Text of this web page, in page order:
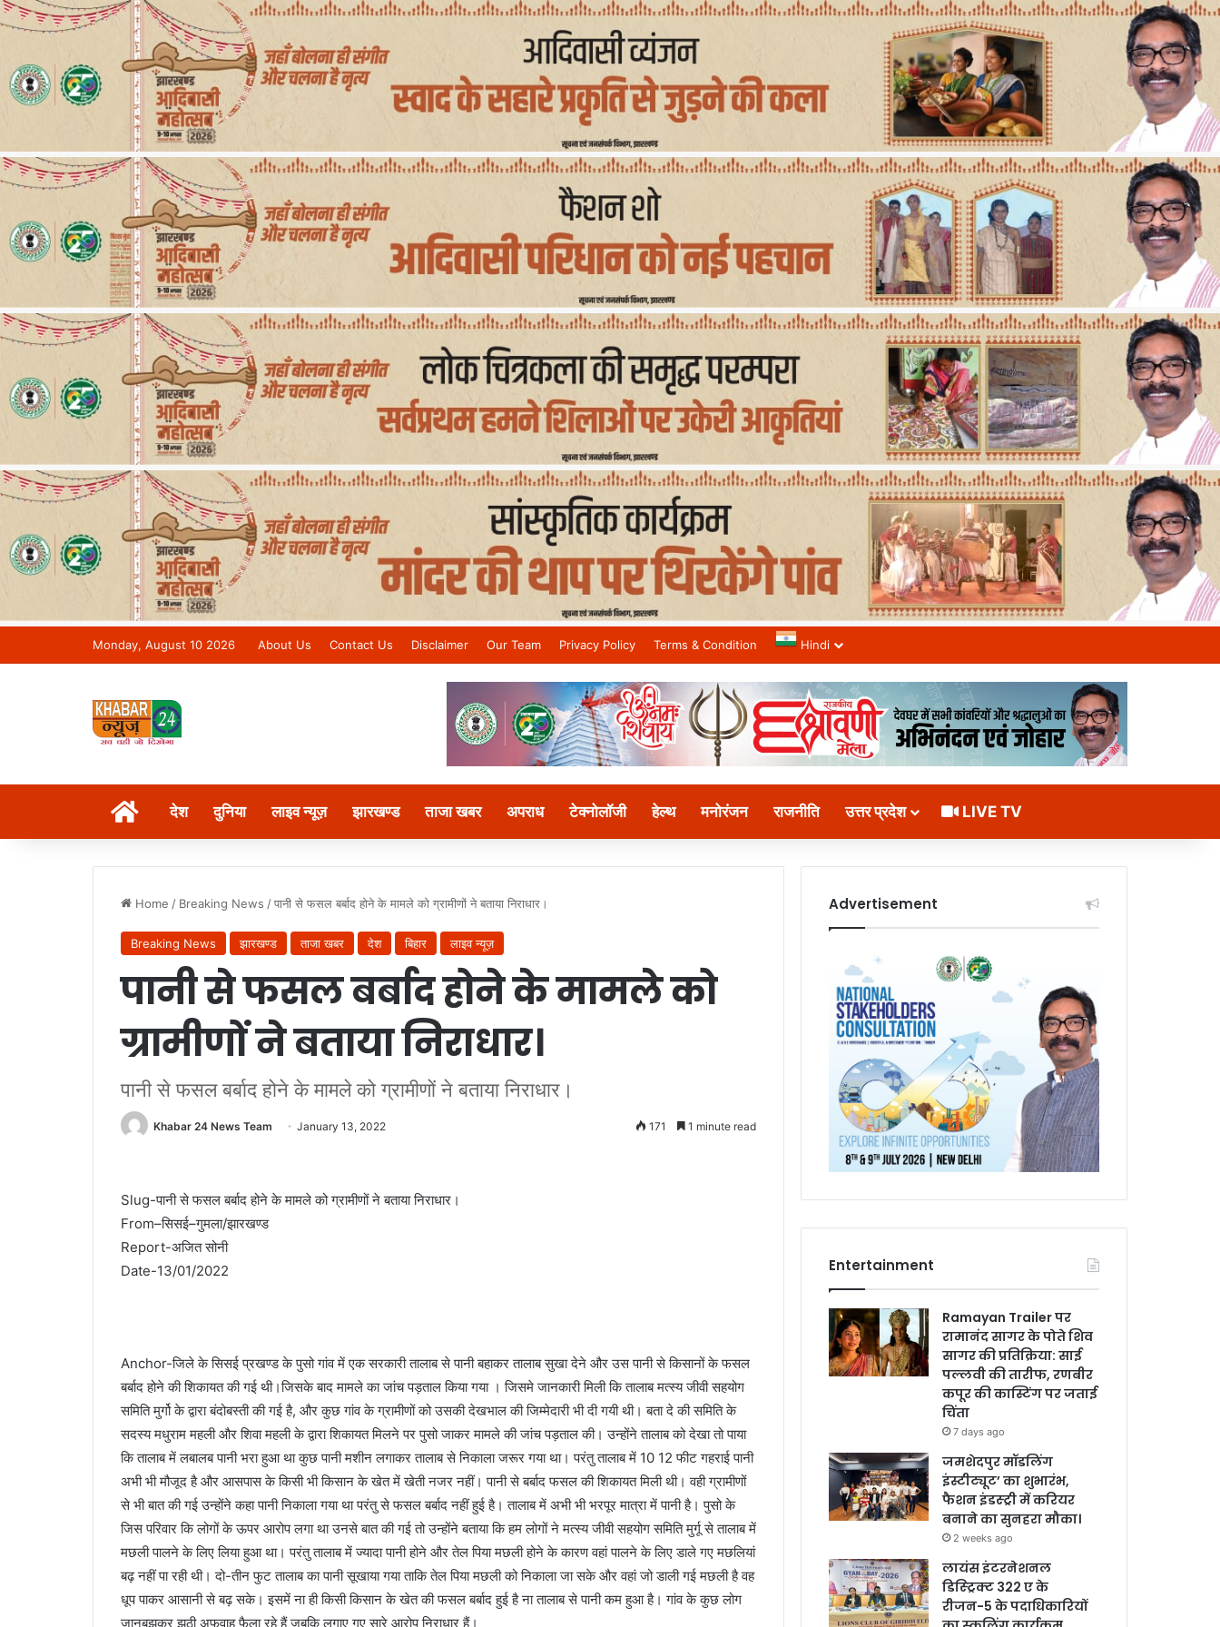
Monday, August 10 2026 About Us Contact Us Disclaimer Our Team Privacy Policy Terms & Condition Hindi
Khabar 24 News Tv | Bihar/Jharkhand No.1 News Channel
देश दुनिया लाइव न्यूज़ झारखण्ड ताजा खबर अपराध टेक्नोलॉजी हेल्थ मनोरंजन राजनीति उत्तर प्रदेश LIVE TV
Home / Breaking News /पानी से फसल बर्बाद होने के मामले को ग्रामीणों ने बताया निराधार।
Breaking News झारखण्ड ताजा खबर देश बिहार लाइव न्यूज़
पानी से फसल बर्बाद होने के मामले को
ग्रामीणों ने बताया निराधार।
पानी से फसल बर्बाद होने के मामले को ग्रामीणों ने बताया निराधार।
Khabar 24 News Team January 13, 2022 171 1 minute read
Slug-पानी से फसल बर्बाद होने के मामले को ग्रामीणों ने बताया निराधार।
From–सिसई–गुमला/झारखण्ड
Report-अजित सोनी
Date-13/01/2022
Anchor-जिले के सिसई प्रखण्ड के पुसो गांव में एक सरकारी तालाब से पानी बहाकर तालाब सुखा देने और उस पानी से किसानों के फसल
बर्बाद होने की शिकायत की गई थी।जिसके बाद मामले का जांच पड़ताल किया गया । जिसमे जानकारी मिली कि तालाब मत्स्य जीवी सहयोग
समिति मुर्गो के द्वारा बंदोबस्ती की गई है, और कुछ गांव के ग्रामीणों को उसकी देखभाल की जिम्मेदारी भी दी गयी थी। बता दे की समिति के
सदस्य मधुराम महली और शिवा महली के द्वारा शिकायत मिलने पर पुसो जाकर मामले की जांच पड़ताल की। उन्होंने तालाब को देखा तो पाया
कि तालाब में लबालब पानी भरा हुआ था कुछ पानी मशीन लगाकर तालाब से निकाला जरूर गया था। परंतु तालाब में 10 12 फीट गहराई पानी
अभी भी मौजूद है और आसपास के किसी भी किसान के खेत में खेती नजर नहीं। पानी से बर्बाद फसल की शिकायत मिली थी। वही ग्रामीणों
से भी बात की गई उन्होंने कहा पानी निकाला गया था परंतु से फसल बर्बाद नहीं हुई है। तालाब में अभी भी भरपूर मात्रा में पानी है। पुसो के
जिस परिवार कि लोगों के ऊपर आरोप लगा था उनसे बात की गई तो उन्होंने बताया कि हम लोगों ने मत्स्य जीवी सहयोग समिति मुर्गू से तालाब में
मछली पालने के लिए लिया हुआ था। परंतु तालाब में ज्यादा पानी होने और तेल पिया मछली होने के कारण वहां पालने के लिए डाले गए मछलियां
बढ़ नहीं पा रही थी। दो-तीन फुट तालाब का पानी सूखाया गया ताकि तेल पिया मछली को निकाला जा सके और वहां जो डाली गई मछली है वह
धूप पाकर आसानी से बढ़ सके। इसमें ना ही किसी किसान के खेत की फसल बर्बाद हुई है ना तालाब से पानी कम हुआ है। गांव के कुछ लोग
जानबूझकर झूठी अफवाह फैला रहे हैं जबकि लगाए गए सारे आरोप निराधार हैं।
Advertisement
Entertainment
Ramayan Trailer पर
रामानंद सागर के पोते शिव
सागर की प्रतिक्रिया: साई
पल्लवी की तारीफ, रणबीर
कपूर की कास्टिंग पर जताई
चिंता
7 days ago
जमशेदपुर मॉडलिंग
इंस्टीट्यूट’ का शुभारंभ,
फैशन इंडस्ट्री में करियर
बनाने का सुनहरा मौका।
2 weeks ago
लायंस इंटरनेशनल
डिस्ट्रिक्ट 322 ए के
रीजन-5 के पदाधिकारियों